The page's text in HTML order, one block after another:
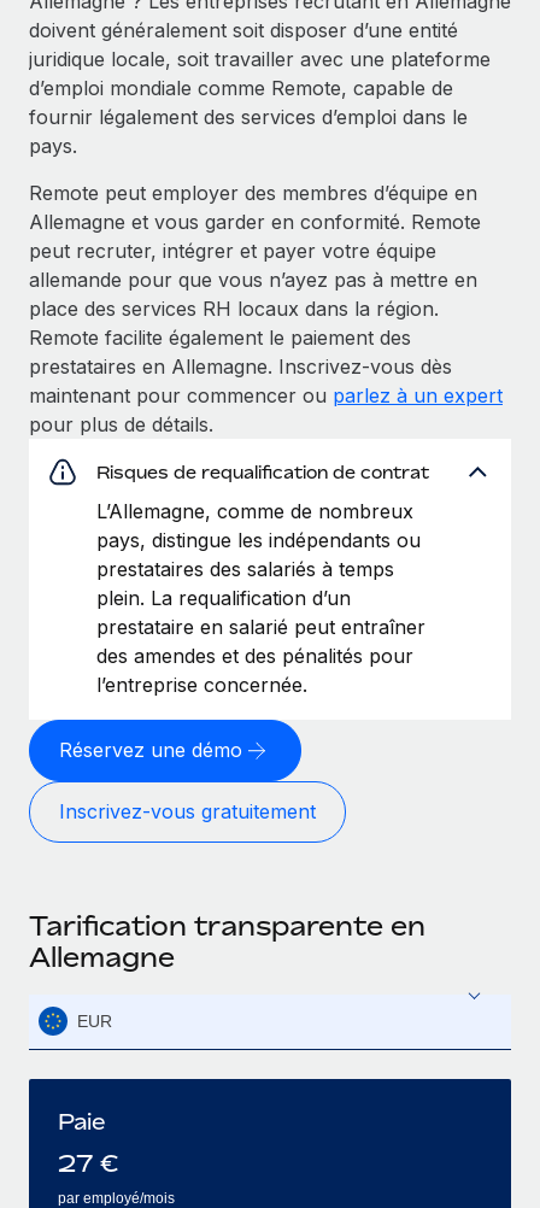
doivent généralement soit disposer d’une entité
juridique locale, soit travailler avec une plateforme
d’emploi mondiale comme Remote, capable de
fournir légalement des services d’emploi dans le
pays.
Remote peut employer des membres d’équipe en
Allemagne et vous garder en conformité. Remote
peut recruter, intégrer et payer votre équipe
allemande pour que vous n’ayez pas à mettre en
place des services RH locaux dans la région.
Remote facilite également le paiement des
prestataires en Allemagne. Inscrivez‑vous dès
maintenant pour commencer ou parlez à un expert
pour plus de détails.
Risques de requalification de contrat
L’Allemagne, comme de nombreux
pays, distingue les indépendants ou
prestataires des salariés à temps
plein. La requalification d’un
prestataire en salarié peut entraîner
des amendes et des pénalités pour
l’entreprise concernée.
Réservez une démo
Inscrivez‑vous gratuitement
Tarification transparente en
Allemagne
EUR
Paie
27 €
par employé/mois